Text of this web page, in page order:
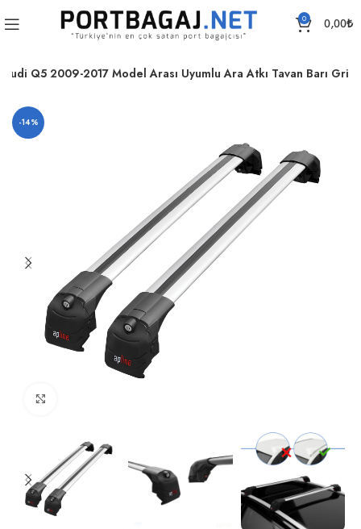
0 0,00₺
Audi Q5 2009-2017 Model Arası Uyumlu Ara Atkı Tavan Barı Gri
-14%